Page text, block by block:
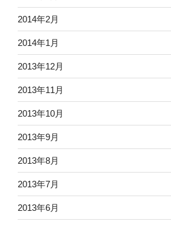
2014年2月
2014年1月
2013年12月
2013年11月
2013年10月
2013年9月
2013年8月
2013年7月
2013年6月